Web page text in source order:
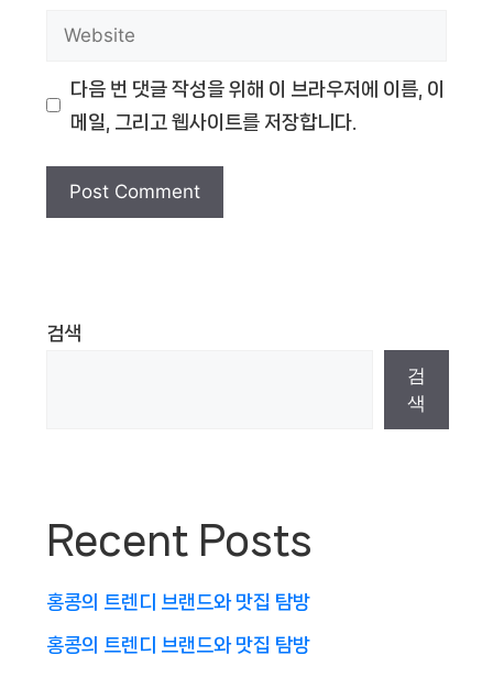
Website
다음 번 댓글 작성을 위해 이 브라우저에 이름, 이
메일, 그리고 웹사이트를 저장합니다.
검색
검
색
Recent Posts
홍콩의 트렌디 브랜드와 맛집 탐방
홍콩의 트렌디 브랜드와 맛집 탐방